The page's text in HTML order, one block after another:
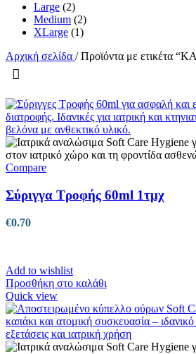
Large (2)
Medium (2)
XLarge (1)
Αρχική σελίδα / Προϊόντα με ετικέτα
Compare
Σύριγγα Τροφής 60ml 1τμχ
€0.70
Add to wishlist
Προσθήκη στο καλάθι
Quick view